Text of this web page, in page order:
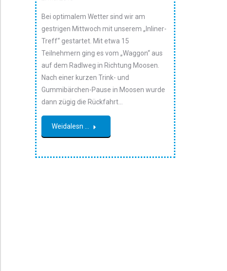
Bei optimalem Wetter sind wir am
gestrigen Mittwoch mit unserem „Inliner-
Treff“ gestartet. Mit etwa 15
Teilnehmern ging es vom „Waggon“ aus
auf dem Radlweg in Richtung Moosen.
Nach einer kurzen Trink- und
Gummibärchen-Pause in Moosen wurde
dann zügig die Rückfahrt…
Weidalesn ...